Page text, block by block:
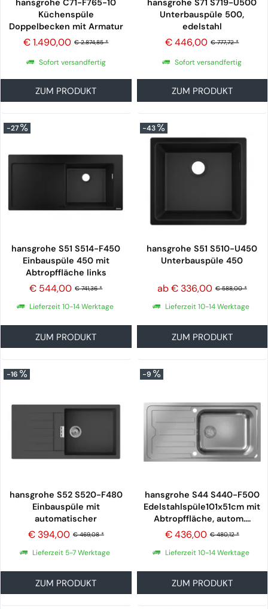
hansgrohe C71-F765-10
Küchenspüle
Doppelbecken mit Armatur
und sBox,...€ 2.874,85 *
€ 1.490,00
Sofort versandfertig
ZUM PRODUKT
hansgrohe S71 S719-U500
Unterbauspüle 500,
edelstahl
€ 777,72 *
€ 446,00
Sofort versandfertig
ZUM PRODUKT
-27
hansgrohe S51 S514-F450
Einbauspüle 450 mit
Abtropffläche links
€ 741,36 *
€ 544,00
Lieferzeit 10-14 Werktage
ZUM PRODUKT
-43
hansgrohe S51 S510-U450
Unterbauspüle 450
€ 588,00 *
ab € 336,00
Lieferzeit 10-14 Werktage
ZUM PRODUKT
-16
hansgrohe S52 S520-F480
Einbauspüle mit
automatischer
Ablaufgarnitur, steingrau
€ 469,08 *
€ 394,00
Lieferzeit 5-7 Werktage
ZUM PRODUKT
-9
hansgrohe S44 S440-F500
Edelstahlspüle101x51cm mit
Abtropffläche, autom....
€ 480,12 *
€ 436,00
Lieferzeit 10-14 Werktage
ZUM PRODUKT